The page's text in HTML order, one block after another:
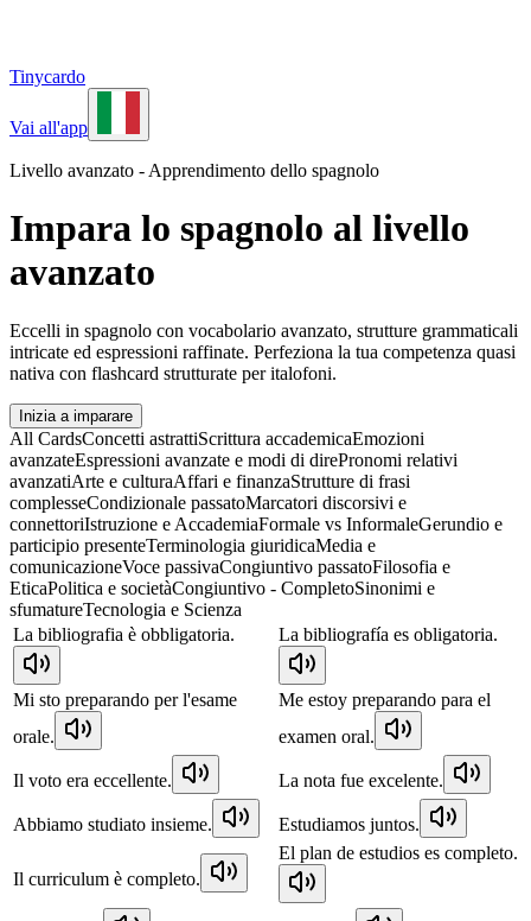
Tinycardo
Vai all'app
Livello avanzato - Apprendimento dello spagnolo
Impara lo spagnolo al livello
avanzato
Eccelli in spagnolo con vocabolario avanzato, strutture grammaticali
intricate ed espressioni raffinate. Perfeziona la tua competenza quasi
nativa con flashcard strutturate per italofoni.
Inizia a imparare
All CardsConcetti astrattiScrittura accademicaEmozioni
avanzateEspressioni avanzate e modi di direPronomi relativi
avanzatiArte e culturaAffari e finanzaStrutture di frasi
complesseCondizionale passatoMarcatori discorsivi e
connettoriIstruzione e AccademiaFormale vs InformaleGerundio e
participio presenteTerminologia giuridicaMedia e
comunicazioneVoce passivaCongiuntivo passatoFilosofia e
EticaPolitica e societàCongiuntivo - CompletoSinonimi e
sfumatureTecnologia e Scienza
La bibliografia è obbligatoria.
La bibliografía es obligatoria.
Mi sto preparando per l'esame
orale.
Me estoy preparando para el
examen oral.
Il voto era eccellente. La nota fue excelente.
Abbiamo studiato insieme. Estudiamos juntos.
Il curriculum è completo.
El plan de estudios es completo.